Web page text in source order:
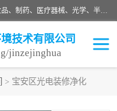
从事各种实验室、手术室、医院、食品、化妆品、制药、医疗器械、光学、半导体、精密电子等无尘车间行业的洁净车间装修设计、净化设备、恒温恒湿空调的设计制作与安装、净化系统工程项目施工及其技术支持服务。
技术有限公司
jinzejinghua
> 宝安区光电装修净化